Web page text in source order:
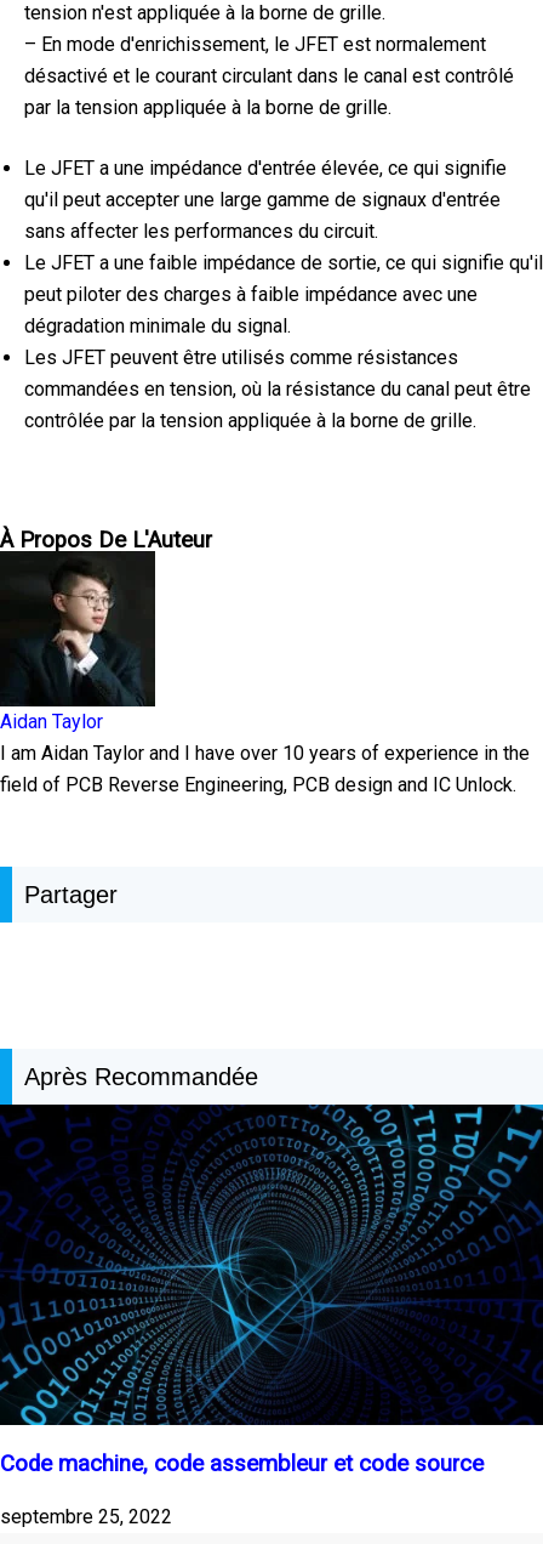
tension n'est appliquée à la borne de grille.
– En mode d'enrichissement, le JFET est normalement
désactivé et le courant circulant dans le canal est contrôlé
par la tension appliquée à la borne de grille.
Le JFET a une impédance d'entrée élevée, ce qui signifie
qu'il peut accepter une large gamme de signaux d'entrée
sans affecter les performances du circuit.
Le JFET a une faible impédance de sortie, ce qui signifie qu'il
peut piloter des charges à faible impédance avec une
dégradation minimale du signal.
Les JFET peuvent être utilisés comme résistances
commandées en tension, où la résistance du canal peut être
contrôlée par la tension appliquée à la borne de grille.
À Propos De L'Auteur
Aidan Taylor
I am Aidan Taylor and I have over 10 years of experience in the
field of PCB Reverse Engineering, PCB design and IC Unlock.
Partager
Après Recommandée
Code machine, code assembleur et code source
septembre 25, 2022